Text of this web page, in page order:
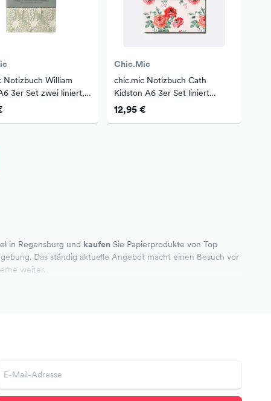
Notizbuch William
3er Set zwei liniert,
Chic.Mic
chic.mic Notizbuch Cath
Kidston A6 3er Set liniert
blanko gepunktet
12,95 €
in Regensburg und kaufen Sie Papierprodukte von Top
Das ständig aktuelle Angebot macht einen Besuch vor
weiter.